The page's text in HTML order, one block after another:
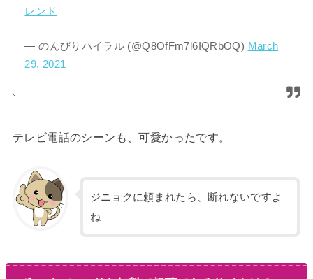
レンド
— のんびりハイラル (@Q8OfFm7l6IQRbOQ) March
29, 2021
テレビ電話のシーンも、可愛かったです。
ジニョクに頼まれたら、断れないですよ
ね